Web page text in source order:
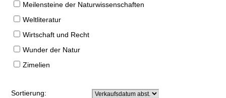
Meilensteine der Naturwissenschaften
Weltliteratur
Wirtschaft und Recht
Wunder der Natur
Zimelien
Sortierung: